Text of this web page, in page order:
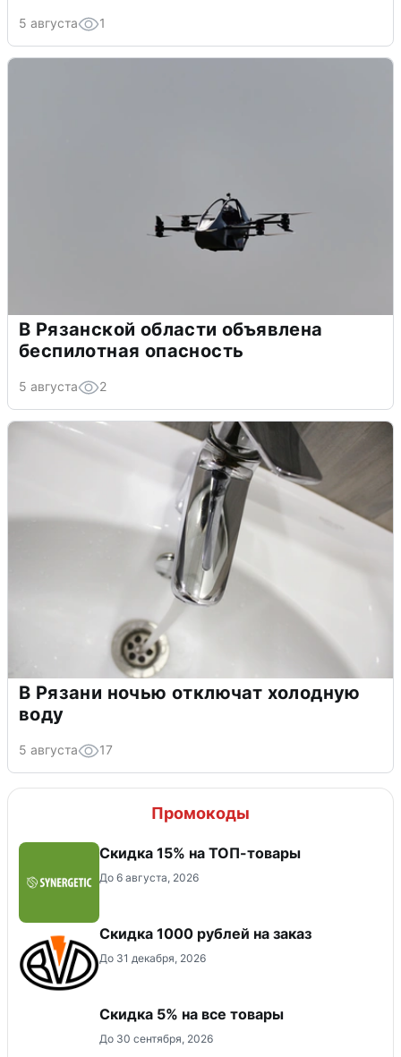
5 августа 1
В Рязанской области объявлена
беспилотная опасность
5 августа 2
В Рязани ночью отключат холодную
воду
5 августа 17
Промокоды
Скидка 15% на ТОП-товары
До 6 августа, 2026
Скидка 1000 рублей на заказ
До 31 декабря, 2026
Скидка 5% на все товары
До 30 сентября, 2026